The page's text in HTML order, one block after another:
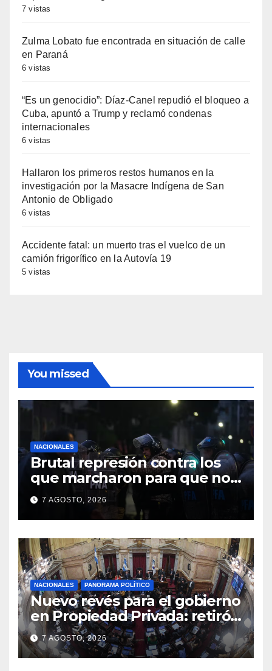
7 vistas
Zulma Lobato fue encontrada en situación de calle
en Paraná
6 vistas
“Es un genocidio”: Díaz-Canel repudió el bloqueo a
Cuba, apuntó a Trump y reclamó condenas
internacionales
6 vistas
Hallaron los primeros restos humanos en la
investigación por la Masacre Indígena de San
Antonio de Obligado
6 vistas
Accidente fatal: un muerto tras el vuelco de un
camión frigorífico en la Autovía 19
5 vistas
You missed
NACIONALES
Brutal represión contra los
que marcharon para que no
se venda la patria
7 AGOSTO, 2026
NACIONALES PANORAMA POLÍTICO
Nuevo revés para el gobierno
en Propiedad Privada: retiró
el capítulo que pretendía
modificar la Ley de Manejo
del Fuego
7 AGOSTO, 2026